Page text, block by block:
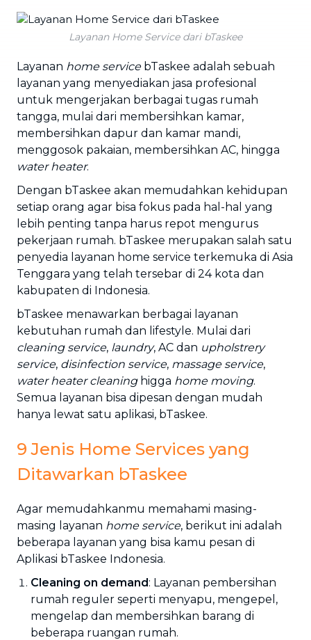
Layanan Home Service dari bTaskee
Layanan home servicebTaskee adalah sebuah
layanan yang menyediakan jasa profesional
untuk mengerjakan berbagai tugas rumah
tangga, mulai dari membersihkan kamar,
membersihkan dapur dan kamar mandi,
menggosok pakaian, membersihkan AC, hingga
water heater.
Dengan bTaskee akan memudahkan kehidupan
setiap orang agar bisa fokus pada hal-hal yang
lebih penting tanpa harus repot mengurus
pekerjaan rumah. bTaskee merupakan salah satu
penyedia layanan home service terkemuka di Asia
Tenggara yang telah tersebar di 24 kota dan
kabupaten di Indonesia.
bTaskee menawarkan berbagai layanan
kebutuhan rumah dan lifestyle. Mulai dari
cleaning service, laundry, AC dan upholstrery
service, disinfection service, massage service,
water heater cleaninghigga home moving.
Semua layanan bisa dipesan dengan mudah
hanya lewat satu aplikasi, bTaskee.
9 Jenis Home Services yang
Ditawarkan bTaskee
Agar memudahkanmu memahami masing-
masing layanan home service, berikut ini adalah
beberapa layanan yang bisa kamu pesan di
Aplikasi bTaskee Indonesia.
Cleaning on demand: Layanan pembersihan
rumah reguler seperti menyapu, mengepel,
mengelap dan membersihkan barang di
beberapa ruangan rumah.